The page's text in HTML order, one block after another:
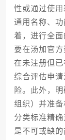
性或通过使
通用名称、
着，进行全
要在汤加官
在未注册但
综合评估申
险。此外，
组织）并准
分类标准精
是不可或缺